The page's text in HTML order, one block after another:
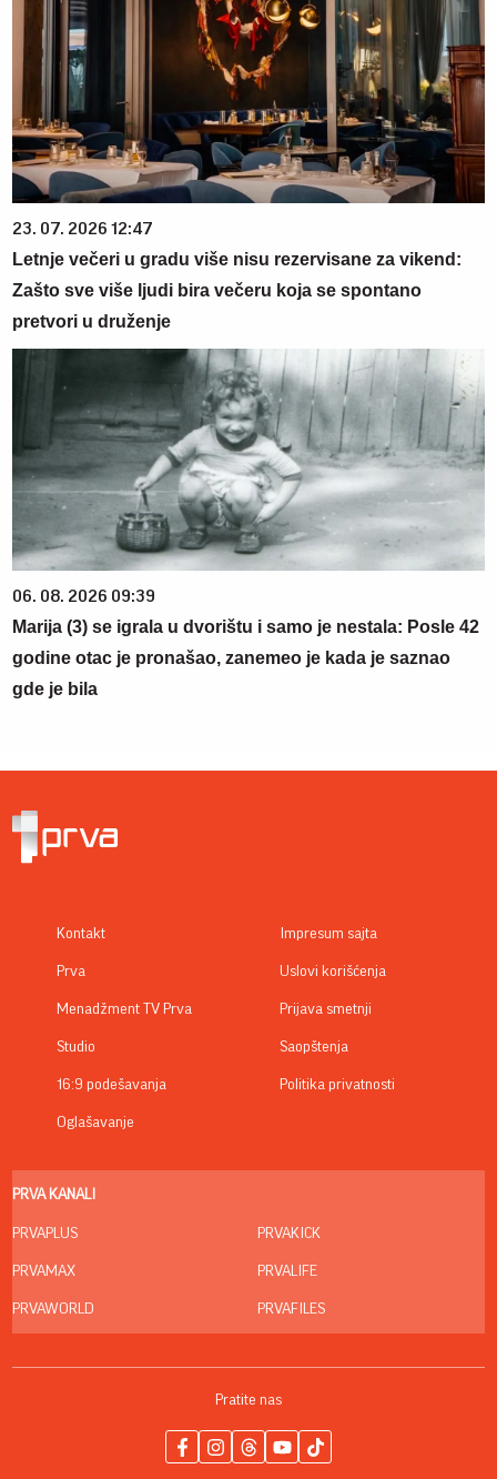
23. 07. 2026 12:47
Letnje večeri u gradu više nisu rezervisane za vikend:
Zašto sve više ljudi bira večeru koja se spontano
pretvori u druženje
06. 08. 2026 09:39
Marija (3) se igrala u dvorištu i samo je nestala: Posle 42
godine otac je pronašao, zanemeo je kada je saznao
gde je bila
Kontakt
Prva
Menadžment TV Prva
Studio
16:9 podešavanja
Oglašavanje
Impresum sajta
Uslovi korišćenja
Prijava smetnji
Saopštenja
Politika privatnosti
PRVA KANALI
PRVAPLUS
PRVAMAX
PRVAWORLD
PRVAKICK
PRVALIFE
PRVAFILES
Pratite nas